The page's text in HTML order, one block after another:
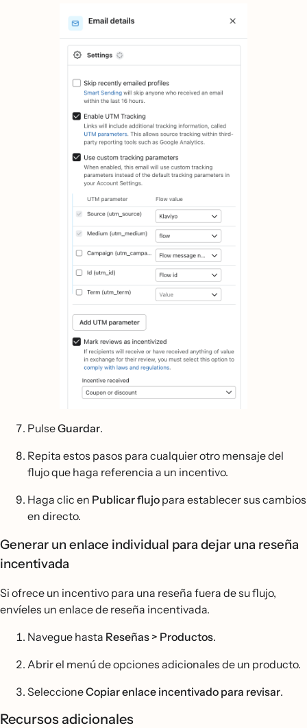
PulseGuardar.
Repita estos pasos para cualquier otro mensaje del
flujo que haga referencia a un incentivo.
Haga clic en Publicar flujo para establecer sus cambios
en directo.
Generar un enlace individual para dejar una reseña
incentivada
Si ofrece un incentivo para una reseña fuera de su flujo,
envíeles un enlace de reseña incentivada.
Navegue hasta Reseñas > Productos.
Abrir el menú de opciones adicionales de un producto.
SeleccioneCopiar enlace incentivado para revisar.
Recursos adicionales